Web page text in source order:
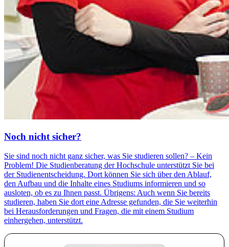
Noch nicht si­cher?
Sie sind noch nicht ganz sicher, was Sie studieren sollen? – Kein
Problem! Die Studienberatung der Hochschule unterstützt Sie bei
der Studienentscheidung. Dort können Sie sich über den Ablauf,
den Aufbau und die Inhalte eines Studiums informieren und so
ausloten, ob es zu Ihnen passt. Übrigens: Auch wenn Sie bereits
studieren, haben Sie dort eine Adresse gefunden, die Sie weiterhin
bei Herausforderungen und Fragen, die mit einem Studium
einhergehen, unterstützt.